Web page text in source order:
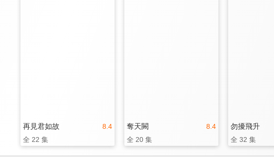
8.4
再見君如故
全 22 集
8.4
奪天闕
全 20 集
勿擾飛升
全 32 集